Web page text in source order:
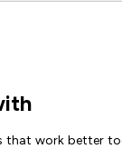
that work better